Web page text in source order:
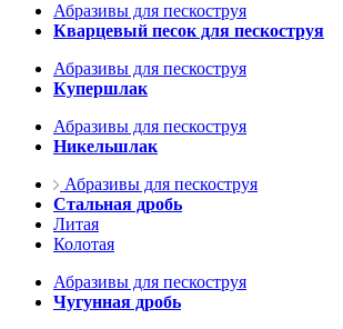
Абразивы для пескоструя
Кварцевый песок для пескоструя
Абразивы для пескоструя
Купершлак
Абразивы для пескоструя
Никельшлак
Абразивы для пескоструя
Стальная дробь
Литая
Колотая
Абразивы для пескоструя
Чугунная дробь